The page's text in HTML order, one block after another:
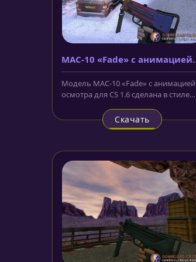
MAC-10 «Fade» с анимацией
осмотра
Модель MAC-10 «Fade» с анимацией
осмотра для CS 1.6 сделана в стиле
Скачать